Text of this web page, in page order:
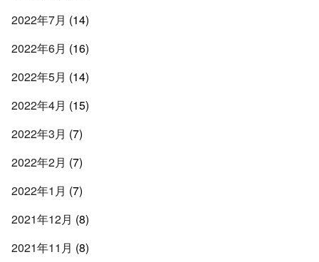
2022年7月 (14)
2022年6月 (16)
2022年5月 (14)
2022年4月 (15)
2022年3月 (7)
2022年2月 (7)
2022年1月 (7)
2021年12月 (8)
2021年11月 (8)